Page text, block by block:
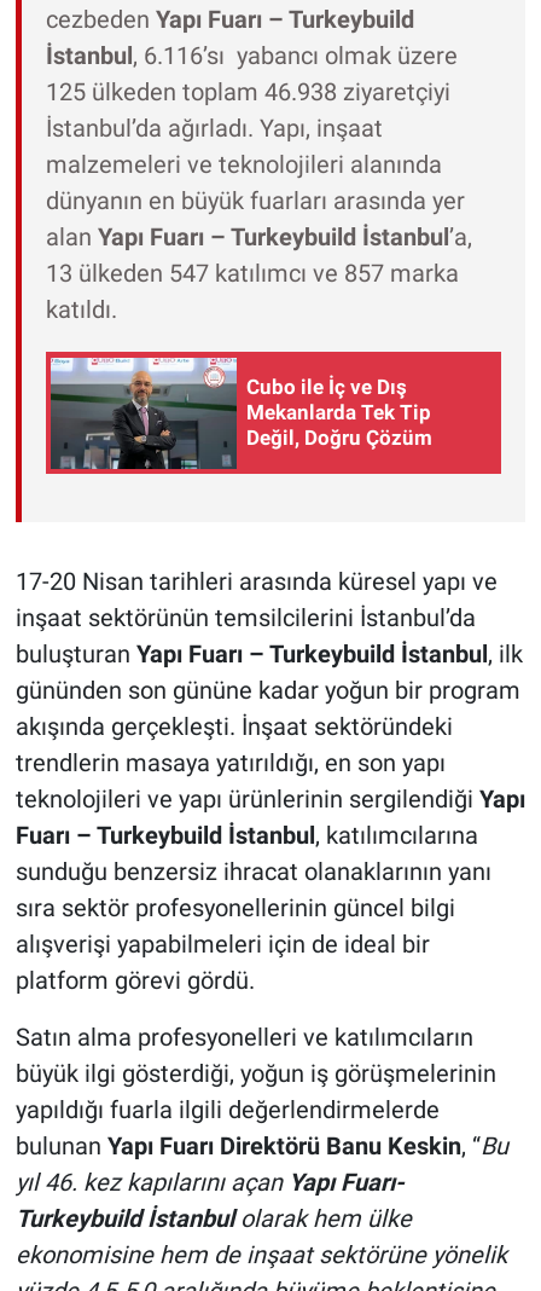
cezbeden Yapı Fuarı – Turkeybuild
İstanbul, 6.116’sı yabancı olmak üzere
125 ülkeden toplam 46.938 ziyaretçiyi
İstanbul’da ağırladı. Yapı, inşaat
malzemeleri ve teknolojileri alanında
dünyanın en büyük fuarları arasında yer
alan Yapı Fuarı – Turkeybuild İstanbul’a,
13 ülkeden 547 katılımcı ve 857 marka
katıldı.
Cubo ile İç ve Dış
Mekanlarda Tek Tip
Değil, Doğru Çözüm
17-20 Nisan tarihleri arasında küresel yapı ve
inşaat sektörünün temsilcilerini İstanbul’da
buluşturan Yapı Fuarı – Turkeybuild İstanbul, ilk
gününden son gününe kadar yoğun bir program
akışında gerçekleşti. İnşaat sektöründeki
trendlerin masaya yatırıldığı, en son yapı
teknolojileri ve yapı ürünlerinin sergilendiği Yapı
Fuarı – Turkeybuild İstanbul, katılımcılarına
sunduğu benzersiz ihracat olanaklarının yanı
sıra sektör profesyonellerinin güncel bilgi
alışverişi yapabilmeleri için de ideal bir
platform görevi gördü.
Satın alma profesyonelleri ve katılımcıların
büyük ilgi gösterdiği, yoğun iş görüşmelerinin
yapıldığı fuarla ilgili değerlendirmelerde
bulunan Yapı Fuarı Direktörü Banu Keskin, “Bu
yıl 46. kez kapılarını açan Yapı Fuarı-
Turkeybuild İstanbulolarak hem ülke
ekonomisine hem de inşaat sektörüne yönelik